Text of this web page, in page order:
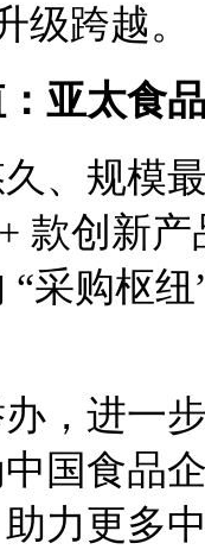
级跨越。
亚太食
、规模
款创新
采购枢
，进一
国食品
力更多